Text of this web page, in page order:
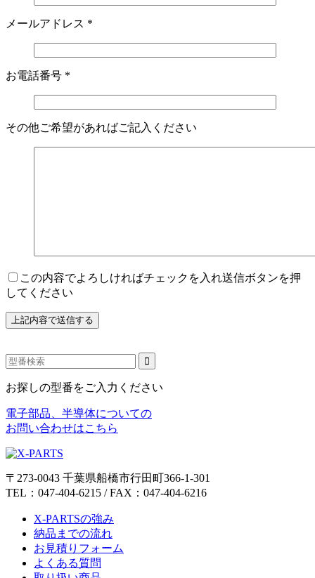
メールアドレス *
お電話番号 *
その他ご希望があればご記入ください
この内容でよろしければチェックを入れ送信ボタンを押
してください
お探しの型番をご入力ください
電子部品、半導体についての
お問い合わせはこちら
〒273-0043 千葉県船橋市行田町366-1-301
TEL：047-404-6215 / FAX：047-404-6216
X-PARTSの強み
納品までの流れ
お見積りフォーム
よくある質問